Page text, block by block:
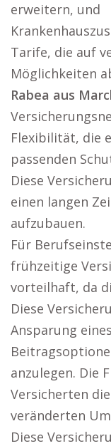
erweitern, und
Tarife, die auf
Möglichkeiten
Rabea aus
Flexibilität, die
passenden
Diese
einen langen
aufzubauen.
Für
frühzeitige
vorteilhaft, da
Diese
Ansparung
anzulegen. Die
Versicherten
veränderten
Diese